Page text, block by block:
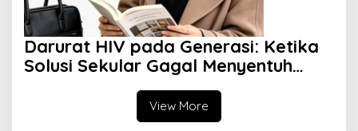
Darurat HIV pada Generasi: Ketika
Solusi Sekular Gagal Menyentuh
Akar Masalah
View More